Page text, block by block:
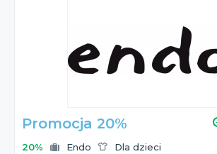
Promocja 20%
20% Endo Dla dzieci